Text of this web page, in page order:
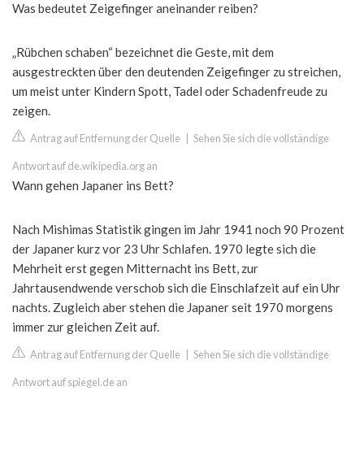
Was bedeutet Zeigefinger aneinander reiben?
„Rübchen schaben“ bezeichnet die Geste, mit dem
ausgestreckten über den deutenden Zeigefinger zu streichen,
um meist unter Kindern Spott, Tadel oder Schadenfreude zu
zeigen.
Antrag auf Entfernung der Quelle Sehen Sie sich die vollständige
Antwort auf de.wikipedia.org an
Wann gehen Japaner ins Bett?
Nach Mishimas Statistik gingen im Jahr 1941 noch 90 Prozent
der Japaner kurz vor 23 Uhr Schlafen. 1970 legte sich die
Mehrheit erst gegen Mitternacht ins Bett, zur
Jahrtausendwende verschob sich die Einschlafzeit auf ein Uhr
nachts. Zugleich aber stehen die Japaner seit 1970 morgens
immer zur gleichen Zeit auf.
Antrag auf Entfernung der Quelle Sehen Sie sich die vollständige
Antwort auf spiegel.de an